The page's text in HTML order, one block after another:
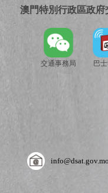
澳門特別行政區政府
交通事務局 巴
info@dsat.gov.mo